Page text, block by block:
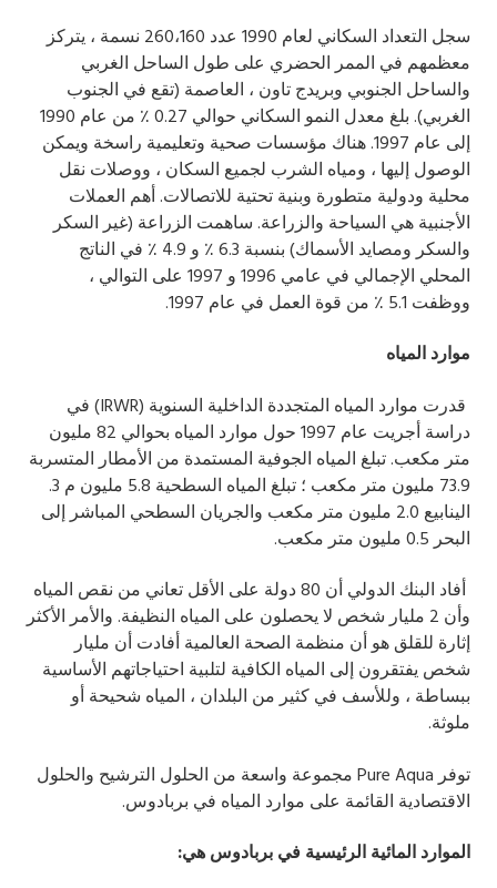
سجل التعداد السكاني لعام 1990 عدد 260،160 نسمة ، يتركز
معظمهم في الممر الحضري على طول الساحل الغربي
والساحل الجنوبي وبريدج تاون ، العاصمة (تقع في الجنوب
الغربي). بلغ معدل النمو السكاني حوالي 0.27 ٪ من عام 1990
إلى عام 1997. هناك مؤسسات صحية وتعليمية راسخة ويمكن
الوصول إليها ، ومياه الشرب لجميع السكان ، ووصلات نقل
محلية ودولية متطورة وبنية تحتية للاتصالات. أهم العملات
الأجنبية هي السياحة والزراعة. ساهمت الزراعة (غير السكر
والسكر ومصايد الأسماك) بنسبة 6.3 ٪ و 4.9 ٪ في الناتج
المحلي الإجمالي في عامي 1996 و 1997 على التوالي ،
ووظفت 5.1 ٪ من قوة العمل في عام 1997.
موارد المياه
قدرت موارد المياه المتجددة الداخلية السنوية (IRWR) في
دراسة أجريت عام 1997 حول موارد المياه بحوالي 82 مليون
متر مكعب. تبلغ المياه الجوفية المستمدة من الأمطار المتسربة
73.9 مليون متر مكعب ؛ تبلغ المياه السطحية 5.8 مليون م 3.
الينابيع 2.0 مليون متر مكعب والجريان السطحي المباشر إلى
البحر 0.5 مليون متر مكعب.
أفاد البنك الدولي أن 80 دولة على الأقل تعاني من نقص المياه
وأن 2 مليار شخص لا يحصلون على المياه النظيفة. والأمر الأكثر
إثارة للقلق هو أن منظمة الصحة العالمية أفادت أن مليار
شخص يفتقرون إلى المياه الكافية لتلبية احتياجاتهم الأساسية
ببساطة ، وللأسف في كثير من البلدان ، المياه شحيحة أو
ملوثة.
توفر Pure Aquaمجموعة واسعة من الحلول الترشيح والحلول
الاقتصادية القائمة على موارد المياه في بربادوس.
الموارد المائية الرئيسية في بربادوس هي: